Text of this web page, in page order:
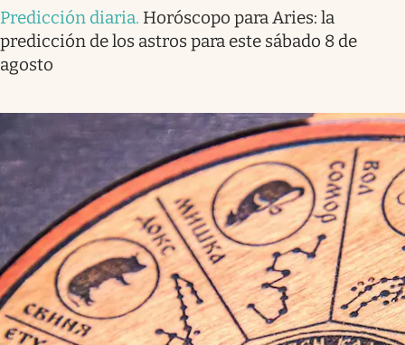
Predicción diaria. Horóscopo para Aries: la
predicción de los astros para este sábado 8 de
agosto